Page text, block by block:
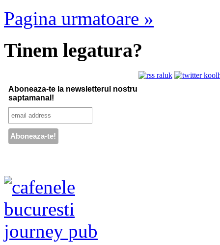
Pagina urmatoare »
Tinem legatura?
Aboneaza-te la newsletterul nostru
saptamanal!